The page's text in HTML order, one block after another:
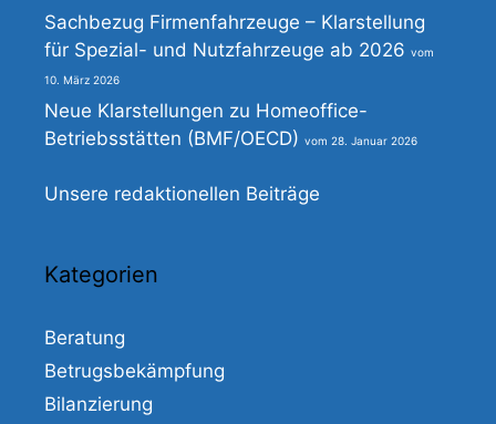
Sachbezug Firmenfahrzeuge – Klarstellung
für Spezial- und Nutzfahrzeuge ab 2026
10. März 2026
Neue Klarstellungen zu Homeoffice-
Betriebsstätten (BMF/OECD)
28. Januar 2026
Unsere redaktionellen Beiträge
Kategorien
Beratung
Betrugsbekämpfung
Bilanzierung